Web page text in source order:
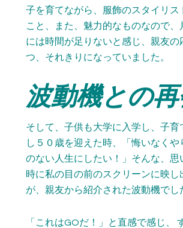
子を育てながら、服飾のスタイリス
こと、また、魅力的なものなので、
には時間が足りないと感じ、親友の
つ、それきりになっていました。
波動機との
そして、子供も大学に入学し、子育
し５０歳を迎えた時、「悔いなくや
のない人生にしたい！」そんな、思
時に私の目の前のスクリーンに映し
が、親友から紹介された波動機でし
「これはGOだ！」と直感で感じ、